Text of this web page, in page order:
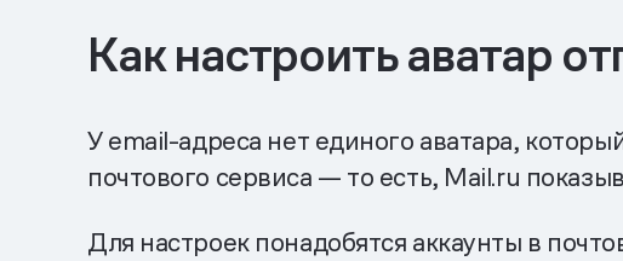
Как настроить аватар
У email-адреса нет единого аватара,
почтового сервиса — то есть, Mail.ru
Для настроек понадобятся аккаунты в